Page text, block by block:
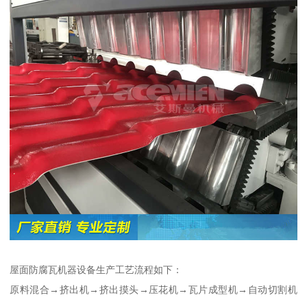
屋面防腐瓦机器设备生产工艺流程如下：
原料混合→挤出机→挤出摸头→压花机→瓦片成型机→自动切割机